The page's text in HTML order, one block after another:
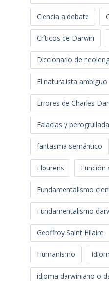
Ciencia a debate
Críticos de Darwin
Diccionario de
El naturalista ambiguo
Errores de Charles
Falacias y
fantasma semántico
Flourens Función
Fundamentalismo
Fundamentalismo
Geoffroy Saint Hilaire
Humanismo
idioma darwiniano o